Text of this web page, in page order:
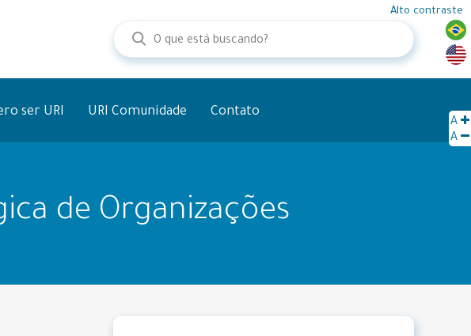
Alto contraste
A
A
ser URI URI Comunidade Contato
de Organizações